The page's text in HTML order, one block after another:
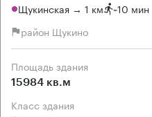
Щукинская → 1 км ~10 мин
район Щукино
Площадь здания
15984 кв.м
Класс здания